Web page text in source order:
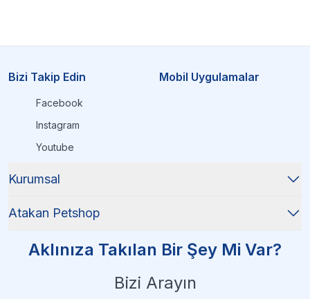
Bizi Takip Edin
Facebook
Instagram
Youtube
Mobil Uygulamalar
Kurumsal
Atakan Petshop
Aklınıza Takılan Bir Şey Mi Var?
Bizi Arayın